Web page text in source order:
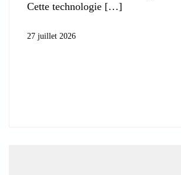
Cette technologie
27 juillet 2026